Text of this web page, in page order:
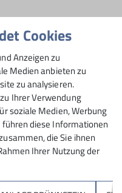
betraten. Noch
freiwillig aus. Die
Pia und Niklas
für die 0- bis 11-
erwärmte sich die
daher mit optimalen
es in Trostberg. Die
organisiert und auch
aber auch
geschraubt. Alle
Cookies
Anzeigen zu
Medien anbieten zu
zu analysieren.
Ihrer Verwendung
soziale Medien, Werbung
diese Informationen
die Sie ihnen
Ihrer Nutzung der